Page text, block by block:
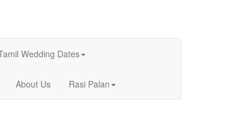
Wedding Dates
About Us Rasi Palan